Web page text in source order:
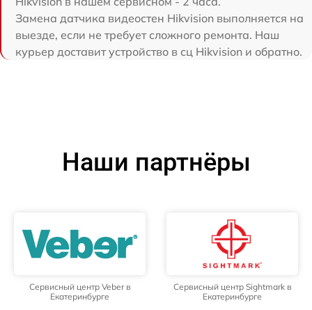
Замена датчика видеостен Hikvision выполняется на
выезде, если не требует сложного ремонта. Наш
курьер доставит устройство в сц Hikvision и обратно.
Наши партнёры
Сервисный центр Veber в
Екатеринбурге
Сервисный центр Sightmark в
Екатеринбурге